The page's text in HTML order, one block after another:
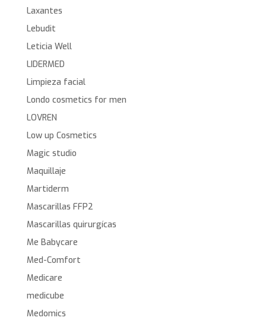
Laxantes
Lebudit
Leticia Well
LIDERMED
Limpieza facial
Londo cosmetics for men
LOVREN
Low up Cosmetics
Magic studio
Maquillaje
Martiderm
Mascarillas FFP2
Mascarillas quirurgícas
Me Babycare
Med-Comfort
Medicare
medicube
Medomics